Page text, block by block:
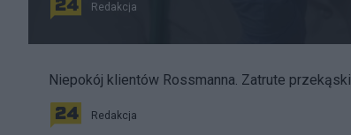
Redakcja
Niepokój klientów Rossmanna. Zatrute przekąski
Redakcja